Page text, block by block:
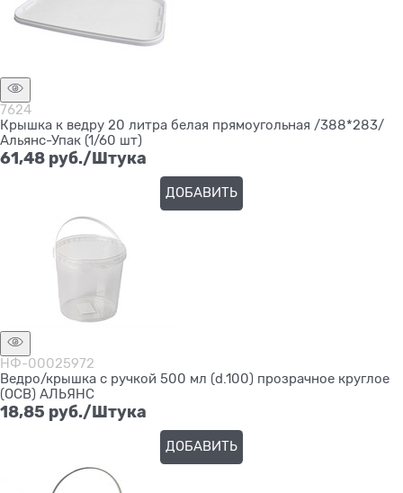
7624
Крышка к ведру 20 литра белая прямоугольная /388*283/
Альянс-Упак (1/60 шт)
61,48 руб./Штука
ДОБАВИТЬ
НФ-00025972
Ведро/крышка с ручкой 500 мл (d.100) прозрачное круглое
(ОСВ) АЛЬЯНС
18,85 руб./Штука
ДОБАВИТЬ